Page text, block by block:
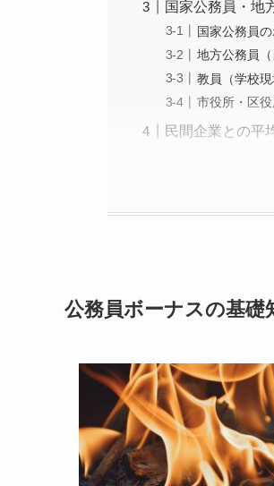
国家公務員・地
国家公務員
地方公務員
教員（学校
市役所・区
民間企業との平
公務員ボーナスの基